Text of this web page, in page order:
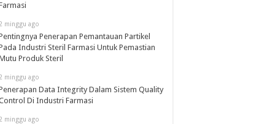
minggu ago
Penerapan Pemantauan Partikel
Industri Steril Farmasi Untuk Pemastian
Produk Steril
minggu ago
Data Integrity Dalam Sistem Quality
Di Industri Farmasi
minggu ago